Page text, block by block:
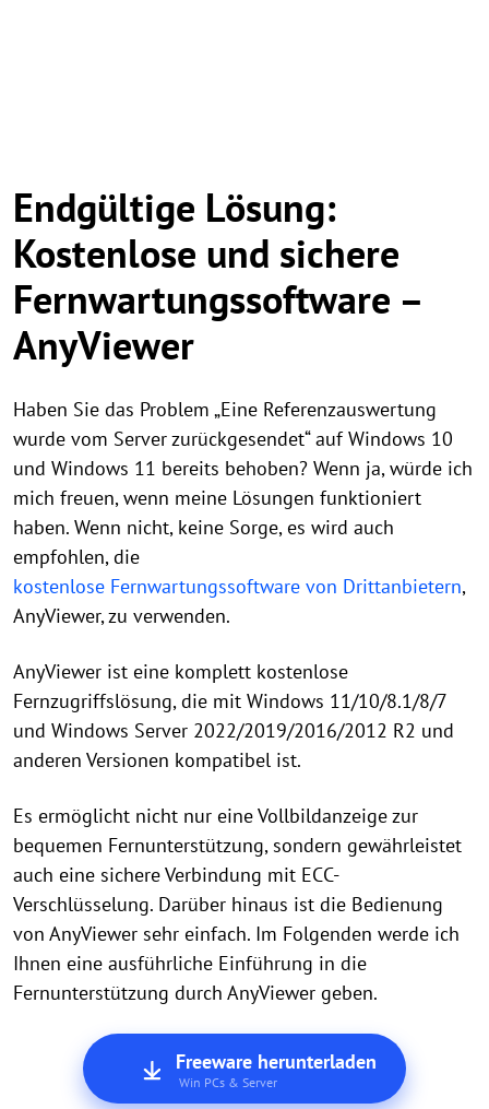
Endgültige Lösung:
Kostenlose und sichere
Fernwartungssoftware –
AnyViewer
Haben Sie das Problem „Eine Referenzauswertung
wurde vom Server zurückgesendet“ auf Windows 10
und Windows 11 bereits behoben? Wenn ja, würde ich
mich freuen, wenn meine Lösungen funktioniert
haben. Wenn nicht, keine Sorge, es wird auch
empfohlen, die
kostenlose Fernwartungssoftware von Drittanbietern,
AnyViewer, zu verwenden.
AnyViewer ist eine komplett kostenlose
Fernzugriffslösung, die mit Windows 11/10/8.1/8/7
und Windows Server 2022/2019/2016/2012 R2 und
anderen Versionen kompatibel ist.
Es ermöglicht nicht nur eine Vollbildanzeige zur
bequemen Fernunterstützung, sondern gewährleistet
auch eine sichere Verbindung mit ECC-
Verschlüsselung. Darüber hinaus ist die Bedienung
von AnyViewer sehr einfach. Im Folgenden werde ich
Ihnen eine ausführliche Einführung in die
Fernunterstützung durch AnyViewer geben.
Freeware herunterladen
Win PCs & Server